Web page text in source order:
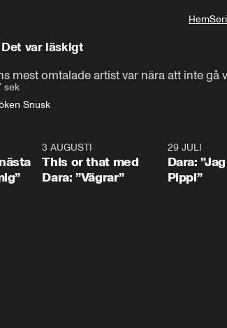
Hem
var läskigt
mest omtalade artist var nära att inte gå
sek
Snusk
0:243 AUGUSTI
This or that med
Dara: ”Vägrar”
29 JULI
Dara:
Pippi”